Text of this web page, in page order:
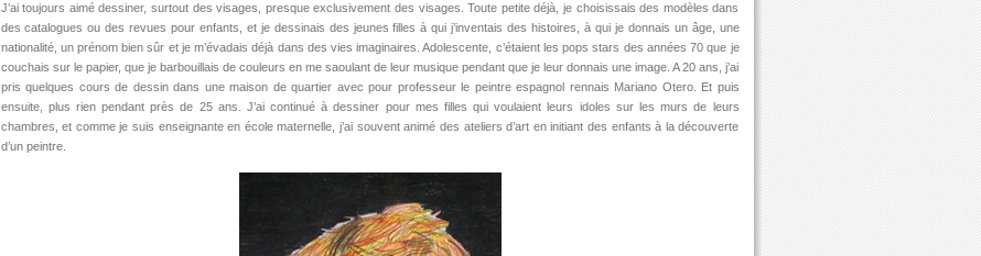
J’ai toujours aimé dessiner, surtout des visages, presque exclusivement des visages. Toute petite déjà, je choisissais des modèles dans
des catalogues ou des revues pour enfants, et je dessinais des jeunes filles à qui j’inventais des histoires, à qui je donnais un âge, une
nationalité, un prénom bien sûr et je m’évadais déjà dans des vies imaginaires. Adolescente, c’étaient les pops stars des années 70 que je
couchais sur le papier, que je barbouillais de couleurs en me saoulant de leur musique pendant que je leur donnais une image. A 20 ans, j’ai
pris quelques cours de dessin dans une maison de quartier avec pour professeur le peintre espagnol rennais Mariano Otero. Et puis
ensuite, plus rien pendant près de 25 ans. J’ai continué à dessiner pour mes filles qui voulaient leurs idoles sur les murs de leurs
chambres, et comme je suis enseignante en école maternelle, j’ai souvent animé des ateliers d’art en initiant des enfants à la découverte
d’un peintre.